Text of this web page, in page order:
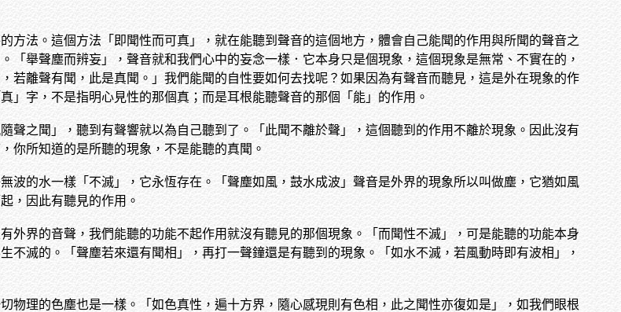
方法。這個方法「即聞性而可真」，就在能聽到聲音的這個地方，體會自己能聞的作用與所聞的聲音之
「舉聲塵而辨妄」，聲音就和我們心中的妄念一樣．它本身只是個現象，這個現象是無常、不實在的，
若離聲有聞，此是真聞。」我們能聞的自性要如何去找呢？如果因為有聲音而聽見，這是外在現象的作
」字，不是指明心見性的那個真；而是耳根能聽聲音的那個「能」的作用。
聲之聞」，聽到有聲響就以為自己聽到了。「此聞不離於聲」，這個聽到的作用不離於現象。因此沒有
你所知道的是所聽的現象，不是能聽的真聞。
波的水一樣「不滅」，它永恆存在。「聲塵如風，鼓水成波」聲音是外界的現象所以叫做塵，它猶如風
，因此有聽見的作用。
外界的音聲，我們能聽的功能不起作用就沒有聽見的那個現象。「而聞性不滅」，可是能聽的功能本身
滅的。「聲塵若來還有聞相」，再打一聲鐘還是有聽到的現象。「如水不滅，若風動時即有波相」，
物理的色塵也是一樣。「如色真性，遍十方界，隨心感現則有色相，此之聞性亦復如是」，如我們眼根